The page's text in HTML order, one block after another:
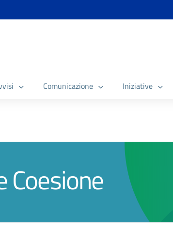
Comunicazione Iniziative
Coesione